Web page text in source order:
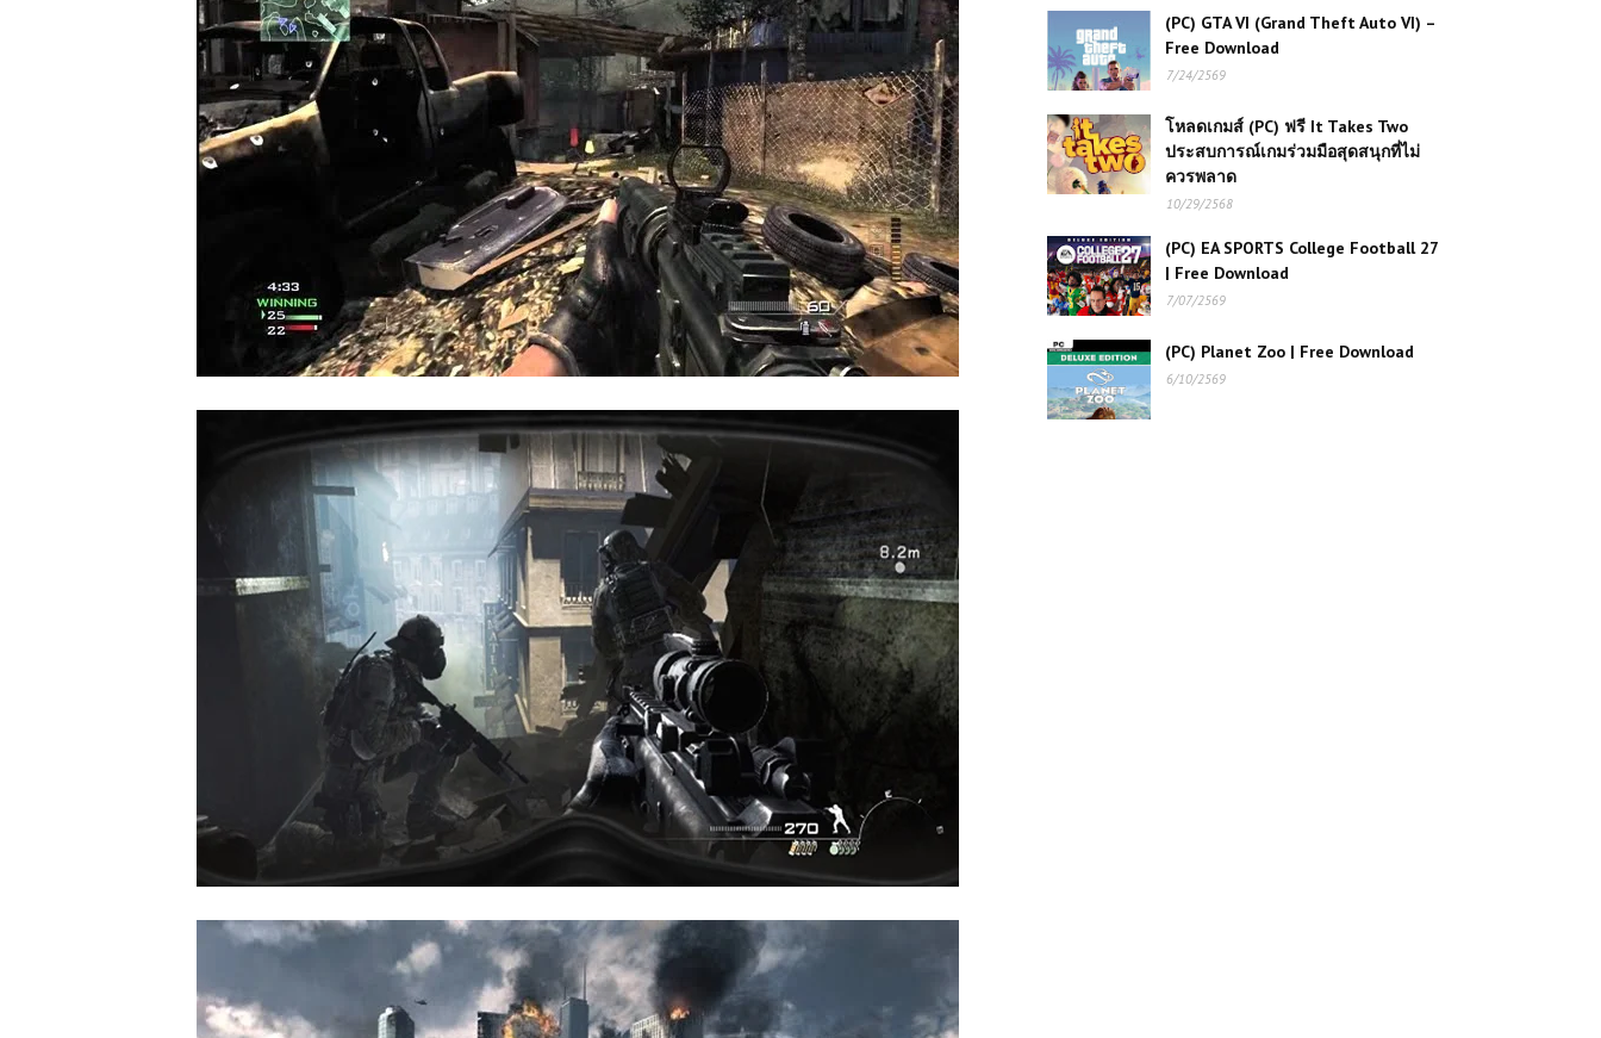
โหลดเกมส์ (PC) ฟรี Feed and Grow:
Fish – สุดยอดเกมจำลองชีวิตใต้น้ำ
เกมแอคชั่นสายร็อก มันส์สะใจโลกเมทัล
สุดเดือด 🎸🔥
โหลดเกมส์ (PC) ฟรี Hello Neighbor 2
เกมสยองขวัญลอบเร้น สืบความลับเพื่อน
บ้านสุดหลอน 👁️‍🗨️🏚️
(PC) FIFA 22 Free Download
(PC) GTA VI (Grand Theft Auto VI) –
Free Download
7/24/2569
โหลดเกมส์ (PC) ฟรี It Takes Two
ประสบการณ์เกมร่วมมือสุดสนุกที่ไม่
ควรพลาด
10/29/2568
(PC) EA SPORTS College Football 27
| Free Download
7/07/2569
(PC) Planet Zoo | Free Download
6/10/2569